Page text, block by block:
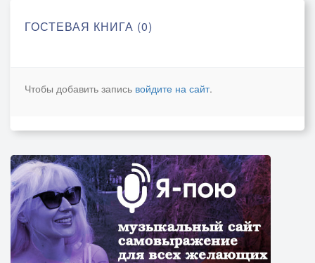
ГОСТЕВАЯ КНИГА (0)
Чтобы добавить запись войдите на сайт.